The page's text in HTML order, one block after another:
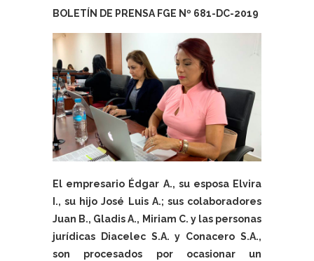
BOLETÍN DE PRENSA FGE Nº 681-DC-2019
El empresario Édgar A., su esposa Elvira
I., su hijo José Luis A.; sus colaboradores
Juan B., Gladis A., Miriam C. y las personas
jurídicas Diacelec S.A. y Conacero S.A.,
son procesados por ocasionar un